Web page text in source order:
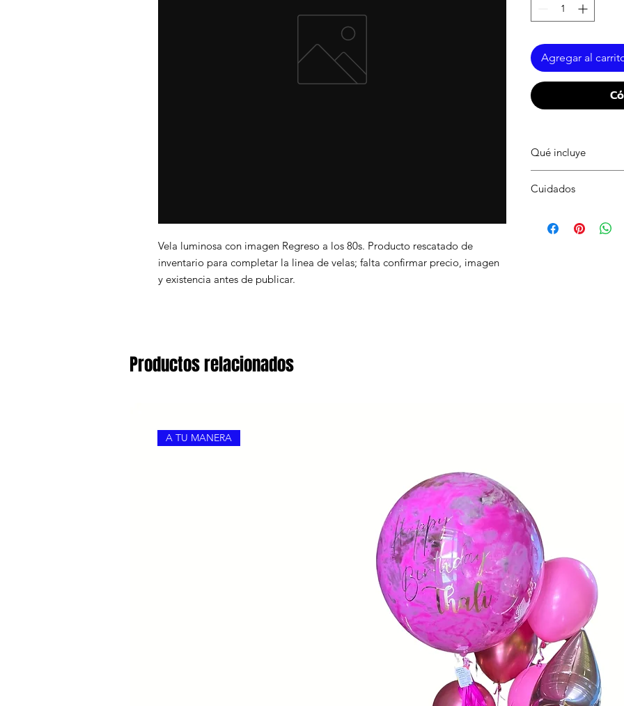
Vela luminosa con imagen Regreso a los 80s. Producto rescatado de
inventario para completar la linea de velas; falta confirmar precio, imagen
y existencia antes de publicar.
Agregar al
Qué incluye
Cuidados
adulta y lejos de
Productos relacionados
A TU MANERA